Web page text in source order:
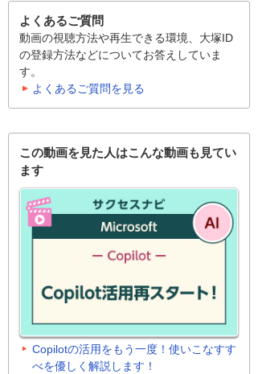
よくあるご質問
動画の視聴方法や再生できる環境、大塚ID
の登録方法などについてお答えしていま
す。
よくあるご質問を見る
この動画を見た人はこんな動画も見てい
ます
Copilotの活用をもう一度！使いこなすす
べを優しく解説します！